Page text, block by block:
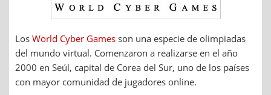
Los World Cyber Games son una especie de olimpiadas
del mundo virtual. Comenzaron a realizarse en el año
2000 en Seúl, capital de Corea del Sur, uno de los países
con mayor comunidad de jugadores online.